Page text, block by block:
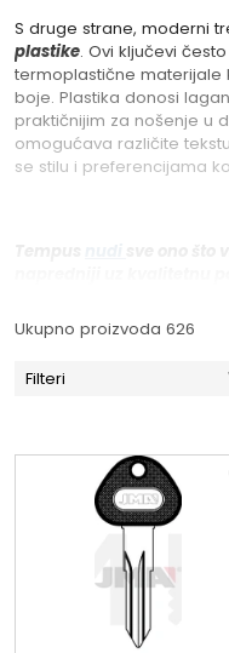
S druge strane, moderni
plastike. Ovi ključevi
termoplastične materijale
boje. Plastika donosi
praktičnijim za nošenje u
omogućava različite
se stilu i preferencijama
Ukupno proizvoda 626
Filteri